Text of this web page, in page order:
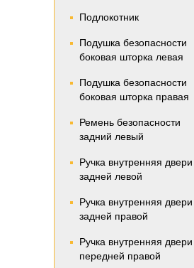
Подлокотник
Подушка безопасности
боковая шторка левая
Подушка безопасности
боковая шторка правая
Ремень безопасности
задний левый
Ручка внутренняя двери
задней левой
Ручка внутренняя двери
задней правой
Ручка внутренняя двери
передней правой